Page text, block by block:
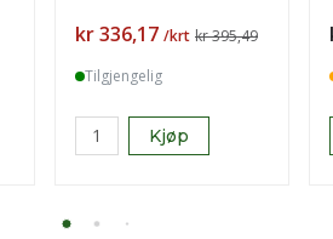
Pris
kr 336,17 /krt kr 395,49
Tilgjengelig
Kjøp